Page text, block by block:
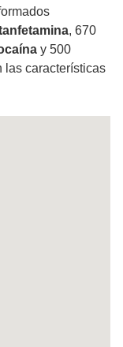
, 670
y 500
las características